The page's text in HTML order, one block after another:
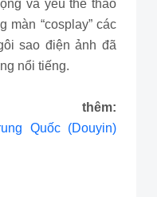
và yêu thể thao
“cosplay” các
sao điện ảnh đã
nổi tiếng.
Quốc (Douyin)